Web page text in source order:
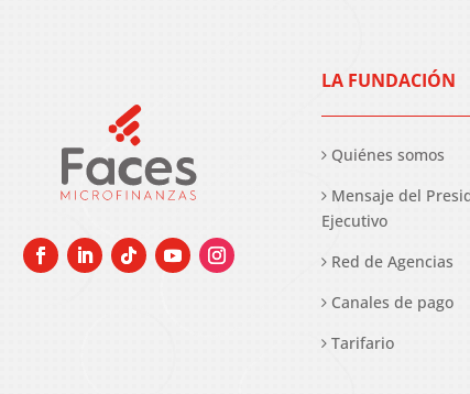
LA FUNDACIÓN
Quiénes somos
Mensaje del
Ejecutivo
Red de Agencias
Canales de pago
Tarifario